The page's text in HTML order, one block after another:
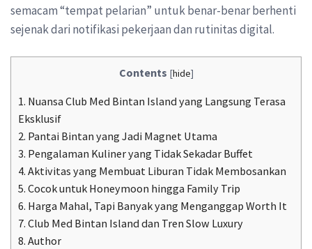
semacam “tempat pelarian” untuk benar-benar berhenti
sejenak dari notifikasi pekerjaan dan rutinitas digital.
Contents [hide]
1. Nuansa Club Med Bintan Island yang Langsung Terasa
Eksklusif
2. Pantai Bintan yang Jadi Magnet Utama
3. Pengalaman Kuliner yang Tidak Sekadar Buffet
4. Aktivitas yang Membuat Liburan Tidak Membosankan
5. Cocok untuk Honeymoon hingga Family Trip
6. Harga Mahal, Tapi Banyak yang Menganggap Worth It
7. Club Med Bintan Island dan Tren Slow Luxury
8. Author